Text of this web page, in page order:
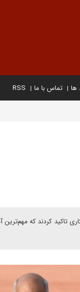
ها تماس با ما RSS
تاکید کردند که مهم‌ترین